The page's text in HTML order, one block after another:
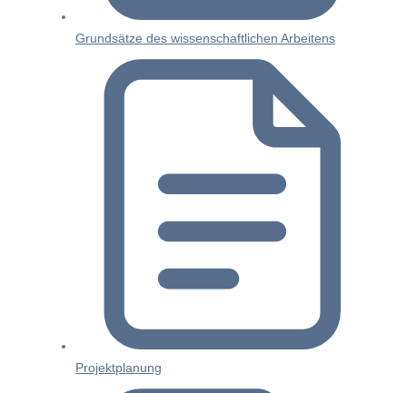
Grundsätze des wissenschaftlichen Arbeitens
Projektplanung